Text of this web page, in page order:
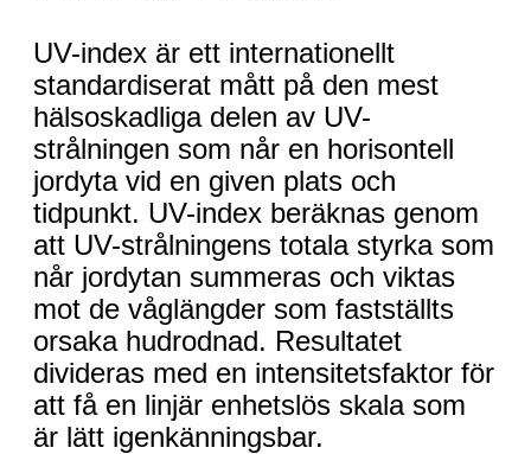
Fakta
om
UV-
index
UV-index är ett internationellt
standardiserat mått på den mest
hälsoskadliga delen av UV-
strålningen som når en horisontell
jordyta vid en given plats och
tidpunkt. UV-index beräknas genom
att UV-strålningens totala styrka som
når jordytan summeras och viktas
mot de våglängder som fastställts
orsaka hudrodnad. Resultatet
divideras med en intensitetsfaktor för
att få en linjär enhetslös skala som
är lätt igenkänningsbar.